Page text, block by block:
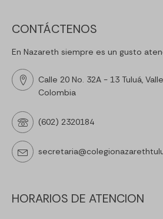
CONTÁCTENOS
En Nazareth siempre es un gusto
Calle 20 No. 32A - 13 Tuluá,
Colombia
(602) 2320184
HORARIOS DE ATENCION